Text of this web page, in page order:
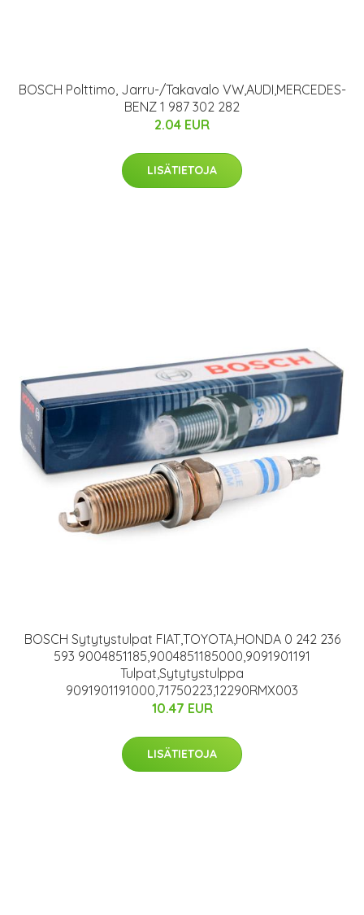
BOSCH Polttimo, Jarru-/Takavalo VW,AUDI,MERCEDES-
BENZ 1 987 302 282
2.04 EUR
LISÄTIETOJA
BOSCH Sytytystulpat FIAT,TOYOTA,HONDA 0 242 236
593 9004851185,9004851185000,9091901191
Tulpat,Sytytystulppa
9091901191000,71750223,12290RMX003
10.47 EUR
LISÄTIETOJA